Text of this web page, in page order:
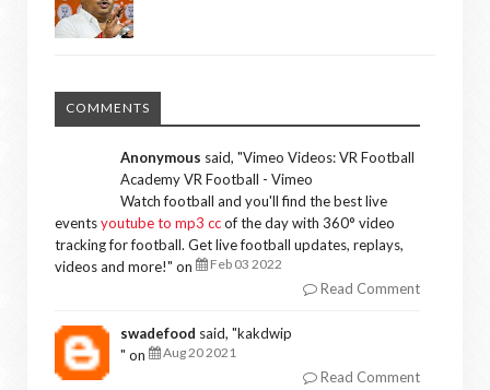
COMMENTS
Anonymous said, "Vimeo Videos: VR Football
Academy VR Football - Vimeo
Watch football and you'll find the best live
eventsyoutube to mp3 ccof the day with 360° video
tracking for football. Get live football updates, replays,
videos and more!" on Feb 03 2022
Read Comment
swadefood said, "kakdwip
" on
Aug 20 2021
Read Comment